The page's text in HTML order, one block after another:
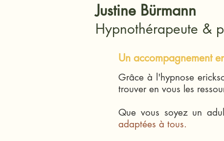
Justine Bürmann
Hypnothérapeute &
Un accompagnement
Grâce à l'hypnose
trouver en vous les
Que vous soyez un
adaptées à tous.